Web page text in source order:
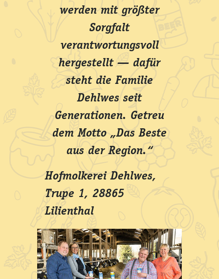
werden mit größter
Sorgfalt
verantwortungsvoll
hergestellt — dafür
steht die Familie
Dehlwes seit
Generationen. Getreu
dem Motto „Das Beste
aus der Region.“
Hofmolkerei Dehlwes,
Trupe 1, 28865
Lilienthal